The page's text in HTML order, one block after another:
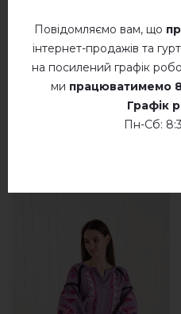
Повідомляємо вам, що
інтернет-продажів та
на посилений графік
ми працюватимемо
Графік
Пн-Сб: